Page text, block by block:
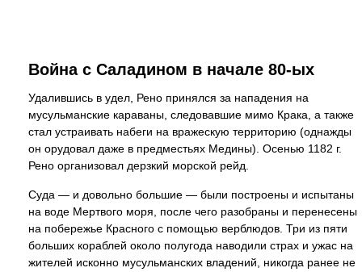
Война с Саладином в начале 80-ых
Удалившись в удел, Рено принялся за нападения на
мусульманские караваны, следовавшие мимо Крака, а также
стал устраивать набеги на вражескую территорию (однажды
он орудовал даже в предместьях Медины). Осенью 1182 г.
Рено организовал дерзкий морской рейд.
Суда — и довольно большие — были построены и испытаны
на воде Мертвого моря, после чего разобраны и перенесены
на побережье Красного с помощью верблюдов. Три из пяти
больших кораблей около полугода наводили страх и ужас на
жителей исконно мусульманских владений, никогда ранее не